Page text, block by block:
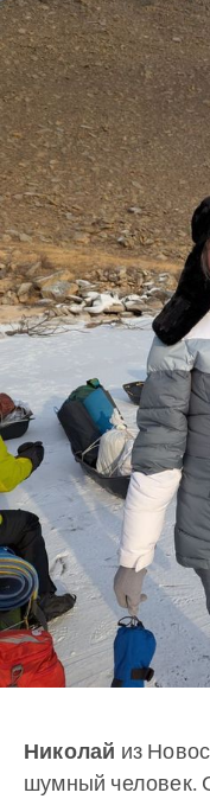
Николай из
шумный человек.